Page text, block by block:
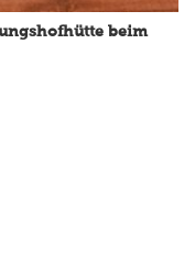
beim